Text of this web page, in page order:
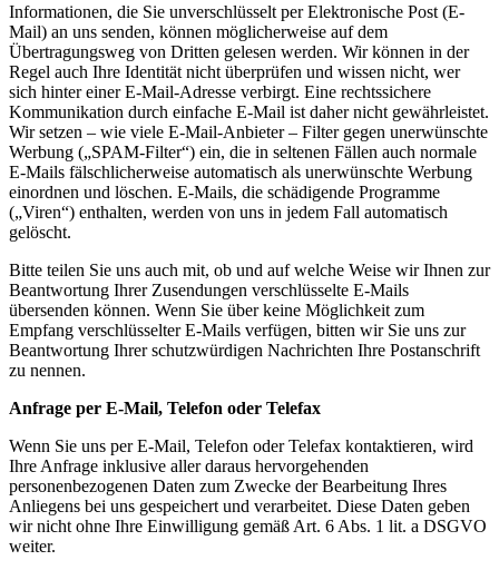
Informationen, die Sie unverschlüsselt per Elektronische Post (E-
Mail) an uns senden, können möglicherweise auf dem
Übertragungsweg von Dritten gelesen werden. Wir können in der
Regel auch Ihre Identität nicht überprüfen und wissen nicht, wer
sich hinter einer E-Mail-Adresse verbirgt. Eine rechtssichere
Kommunikation durch einfache E-Mail ist daher nicht gewährleistet.
Wir setzen – wie viele E-Mail-Anbieter – Filter gegen unerwünschte
Werbung („SPAM-Filter“) ein, die in seltenen Fällen auch normale
E-Mails fälschlicherweise automatisch als unerwünschte Werbung
einordnen und löschen. E-Mails, die schädigende Programme
(„Viren“) enthalten, werden von uns in jedem Fall automatisch
gelöscht.
Bitte teilen Sie uns auch mit, ob und auf welche Weise wir Ihnen zur
Beantwortung Ihrer Zusendungen verschlüsselte E-Mails
übersenden können. Wenn Sie über keine Möglichkeit zum
Empfang verschlüsselter E-Mails verfügen, bitten wir Sie uns zur
Beantwortung Ihrer schutzwürdigen Nachrichten Ihre Postanschrift
zu nennen.
Anfrage per E-Mail, Telefon oder Telefax
Wenn Sie uns per E-Mail, Telefon oder Telefax kontaktieren, wird
Ihre Anfrage inklusive aller daraus hervorgehenden
personenbezogenen Daten zum Zwecke der Bearbeitung Ihres
Anliegens bei uns gespeichert und verarbeitet. Diese Daten geben
wir nicht ohne Ihre Einwilligung gemäß Art. 6 Abs. 1 lit. a DSGVO
weiter.